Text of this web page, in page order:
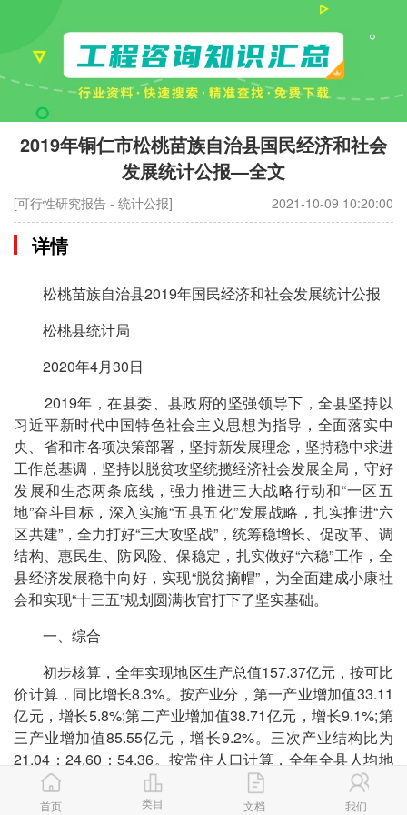
2019年铜仁市松桃苗族自治县国民经济和社会
发展统计公报—全文
[可行性研究报告 - 统计公报] 2021-10-09 10:20:00
详情
松桃苗族自治县2019年国民经济和社会发展统计公报
松桃县统计局
2020年4月30日
2019年，在县委、县政府的坚强领导下，全县坚持以
习近平新时代中国特色社会主义思想为指导，全面落实中
央、省和市各项决策部署，坚持新发展理念，坚持稳中求进
工作总基调，坚持以脱贫攻坚统揽经济社会发展全局，守好
发展和生态两条底线，强力推进三大战略行动和“一区五
地”奋斗目标，深入实施“五县五化”发展战略，扎实推进“六
区共建”，全力打好“三大攻坚战”，统筹稳增长、促改革、调
结构、惠民生、防风险、保稳定，扎实做好“六稳”工作，全
县经济发展稳中向好，实现“脱贫摘帽”，为全面建成小康社
会和实现“十三五”规划圆满收官打下了坚实基础。
一、综合
初步核算，全年实现地区生产总值157.37亿元，按可比
价计算，同比增长8.3%。按产业分，第一产业增加值33.11
亿元，增长5.8%;第二产业增加值38.71亿元，增长9.1%;第
三产业增加值85.55亿元，增长9.2%。三次产业结构比为
21.04：24.60：54.36。按常住人口计算，全年全县人均地
区生产总值达到32342元。
首页 类目 文档 我们